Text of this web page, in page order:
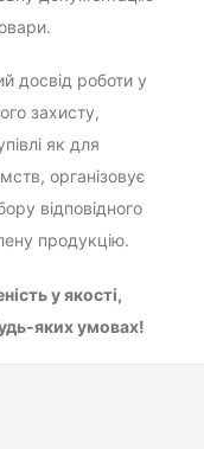
досвід роботи у
захисту,
як для
організовує
відповідного
продукцію.
у якості,
яких умовах!